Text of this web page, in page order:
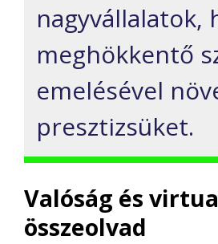
nagyvállalatok,
meghökkentő
emelésével
presztizsüket.
Valóság és
összeolvad